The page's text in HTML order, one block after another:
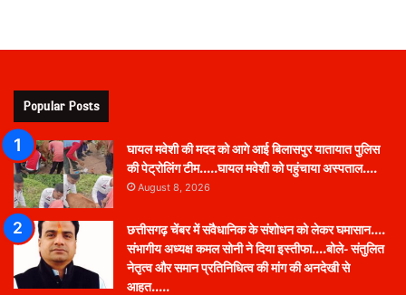
Popular Posts
घायल मवेशी की मदद को आगे आई बिलासपुर यातायात पुलिस
की पेट्रोलिंग टीम…..घायल मवेशी को पहुंचाया अस्पताल….
August 8, 2026
छत्तीसगढ़ चेंबर में संवैधानिक के संशोधन को लेकर घमासान….
संभागीय अध्यक्ष कमल सोनी ने दिया इस्तीफा….बोले- संतुलित
नेतृत्व और समान प्रतिनिधित्व की मांग की अनदेखी से
आहत…..